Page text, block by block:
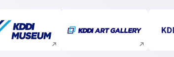
新規ウィンドウで開く 新規ウィンドウで開く